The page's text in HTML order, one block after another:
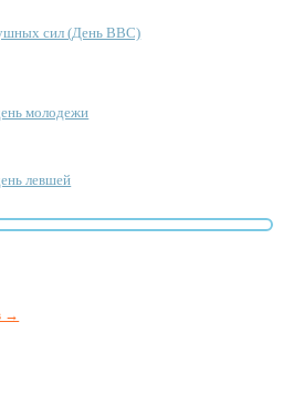
сил (День ВВС)
молодежи
левшей
→